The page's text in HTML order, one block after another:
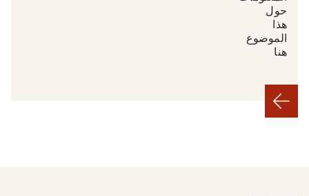
حول
هذا
الموضوع
هنا.